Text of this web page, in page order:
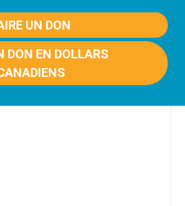
UN DON
DON EN DOLLARS